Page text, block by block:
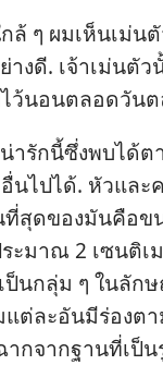
ล้ ๆ ผม​เห็น​เม่
าง​ดี. เจ้า​เม่น​ตั
ว้​นอน​ตลอด​วัน​
า​รัก​นี้​ซึ่ง​พบ​ได้​ต
น​ไป​ได้. หัว​แล
สุด​ของ​มัน​คือ​ข
ะมาณ 2 เซนติ
ป็น​กลุ่ม ๆ ใน​ลัก
ต่​ละ​อัน​มี​ร่อง​ต
าก​จาก​ฐาน​ที่​เป็